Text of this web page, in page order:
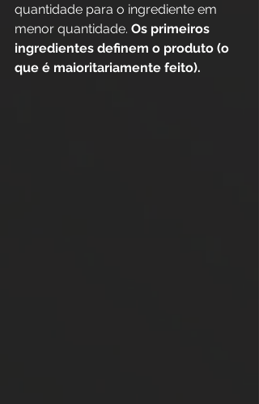
quantidade para o ingrediente em
menor quantidade. Os primeiros
ingredientes definem o produto (o
que é maioritariamente feito).